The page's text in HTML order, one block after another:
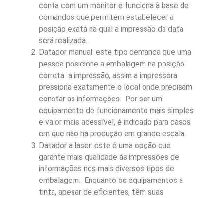
conta com um monitor e funciona à base de
comandos que permitem estabelecer a
posição exata na qual a impressão da data
será realizada.
Datador manual: este tipo demanda que uma
pessoa posicione a embalagem na posição
correta a impressão, assim a impressora
pressiona exatamente o local onde precisam
constar as informações. Por ser um
equipamento de funcionamento mais simples
e valor mais acessível, é indicado para casos
em que não há produção em grande escala.
Datador a laser: este é uma opção que
garante mais qualidade às impressões de
informações nos mais diversos tipos de
embalagem. Enquanto os equipamentos a
tinta, apesar de eficientes, têm suas